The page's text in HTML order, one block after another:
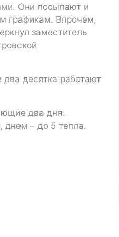
Они посыпают и
графикам. Впрочем,
заместитель
два десятка работают
два дня.
днем – до 5 тепла.